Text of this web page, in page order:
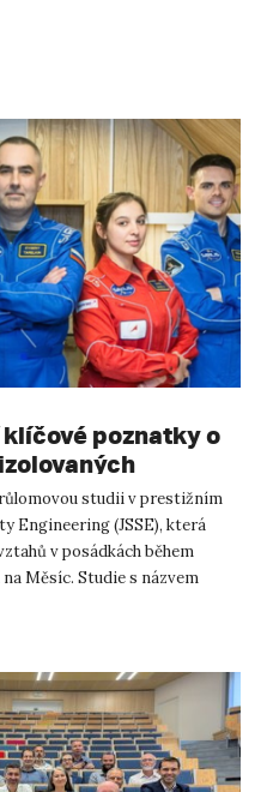
poznatky o
studii v prestižním
Engineering (JSSE), která
v posádkách během
Měsíc. Studie s názvem